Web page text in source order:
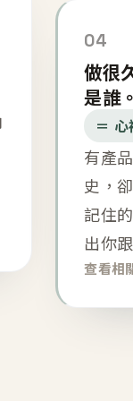
04
做很
是誰。
＝
有產
史，
記住
出你
查看相